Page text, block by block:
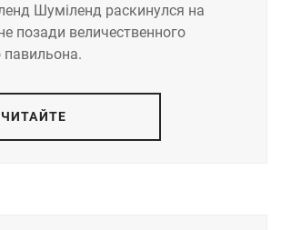
Шуміленд раскинулся на
позади величественного
павильона.
ЧИТАЙТЕ